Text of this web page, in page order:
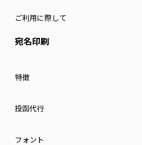
ご利用に際して
宛名印刷
特徴
投函代行
フォント